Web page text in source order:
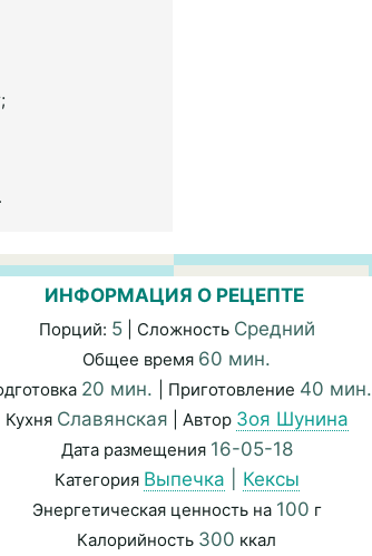
ИНФОРМАЦИЯ О РЕЦЕПТЕ
Порций: 5| Сложность Средний
Общее время 60 мин.
20 мин. | Приготовление 40 мин.
Кухня Славянская | Автор Зоя Шунина
Дата размещения 16-05-18
Категория Выпечка Кексы
Энергетическая ценность на 100 г
Калорийность 300 ккал